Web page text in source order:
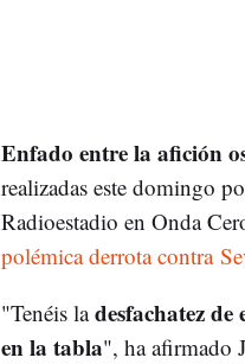
Enfado entre la afición
realizadas este domingo
Radioestadio en Onda
polémica derrota contra
"Tenéis ladesfachatez
en la tabla", ha afirmado